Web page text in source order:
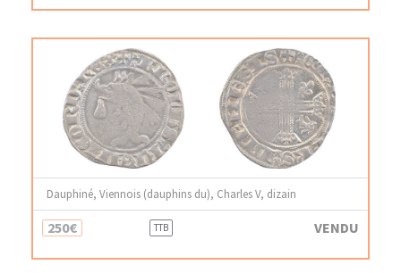
Dauphiné, Viennois (dauphins du), Charles V, dizain
250€ TTB VENDU